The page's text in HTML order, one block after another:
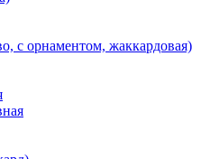
с орнаментом, жаккардовая)